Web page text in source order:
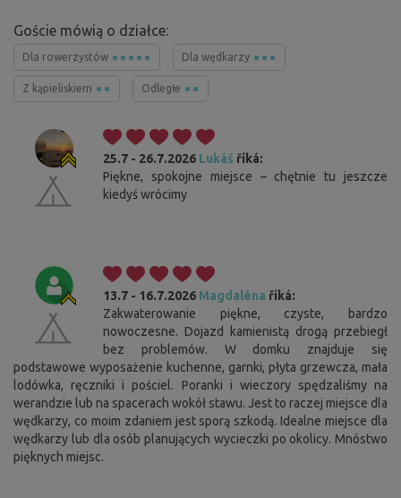
Goście mówią o działce:
Dla rowerzystów Dla wędkarzy
Z kąpieliskiem Odległe
25.7 - 26.7.2026 Lukáš říká:
Piękne, spokojne miejsce – chętnie tu jeszcze
kiedyś wrócimy
13.7 - 16.7.2026 Magdaléna říká:
Zakwaterowanie piękne, czyste, bardzo
nowoczesne. Dojazd kamienistą drogą przebiegł
bez problemów. W domku znajduje się
podstawowe wyposażenie kuchenne, garnki, płyta grzewcza, mała
lodówka, ręczniki i pościel. Poranki i wieczory spędzaliśmy na
werandzie lub na spacerach wokół stawu. Jest to raczej miejsce dla
wędkarzy, co moim zdaniem jest sporą szkodą. Idealne miejsce dla
wędkarzy lub dla osób planujących wycieczki po okolicy. Mnóstwo
pięknych miejsc.